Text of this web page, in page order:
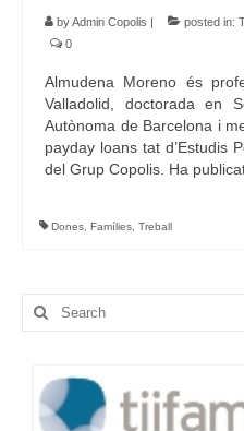
byAdmin Copolis | posted in:
0
Almudena Moreno és
Valladolid, doctorada en
Autònoma de Barcelona i
payday loans tat d’Estudis
del Grup Copolis. Ha
Dones Famílies Treball
Search
for: